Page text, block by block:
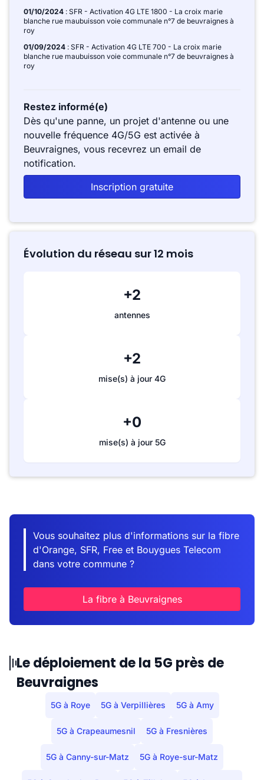
01/10/2024 : SFR - Activation 4G LTE 1800 - La croix marie
blanche rue maubuisson voie communale n°7 de beuvraignes à
roy
01/09/2024 : SFR - Activation 4G LTE 700 - La croix marie
blanche rue maubuisson voie communale n°7 de beuvraignes à
roy
Restez informé(e)
Dès qu'une panne, un projet d'antenne ou une
nouvelle fréquence 4G/5G est activée à
Beuvraignes, vous recevrez un email de
notification.
Inscription gratuite
Évolution du réseau sur 12 mois
+2
antennes
+2
mise(s) à jour 4G
+0
mise(s) à jour 5G
Vous souhaitez plus d'informations sur la fibre
d'Orange, SFR, Free et Bouygues Telecom
dans votre commune ?
La fibre à Beuvraignes
Le déploiement de la 5G près de
Beuvraignes
5G à Roye 5G à Verpillières 5G à Amy
5G à Crapeaumesnil 5G à Fresnières
5G à Canny-sur-Matz 5G à Roye-sur-Matz